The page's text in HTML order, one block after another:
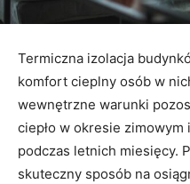
Termiczna izolacja
komfort cieplny osób w
wewnętrzne warunki
ciepło w okresie zimowym
podczas letnich miesięcy.
skuteczny sposób na